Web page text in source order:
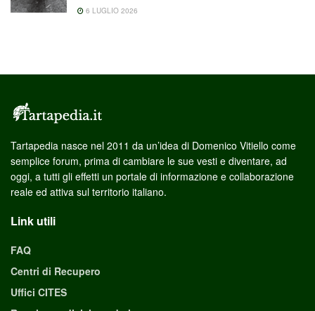
6 LUGLIO 2026
Tartapedia nasce nel 2011 da un’idea di Domenico Vitiello come
semplice forum, prima di cambiare le sue vesti e diventare, ad
oggi, a tutti gli effetti un portale di informazione e collaborazione
reale ed attiva sul territorio italiano.
Link utili
FAQ
Centri di Recupero
Uffici CITES